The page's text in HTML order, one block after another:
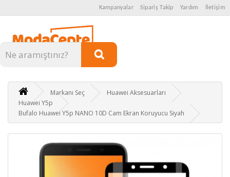
Kampanyalar Sipariş Takip Yardım İletişim
Kategoriler
Markanı Seç
Huawei Aksesuarları
Huawei Y5p
Bufalo Huawei Y5p NANO 10D Cam Ekran Koruyucu Siyah